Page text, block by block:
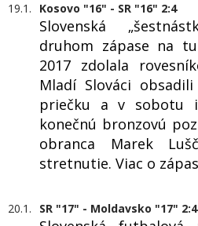
19.1. Kosovo "16" - SR "16" 2:4
Slovenská
druhom zápase na
2017 zdolala
Mladí Slováci
priečku a v sobotu
konečnú bronzovú
obranca Marek
stretnutie. Viac o
20.1. SR "17" - Moldavsko "17" 2:4